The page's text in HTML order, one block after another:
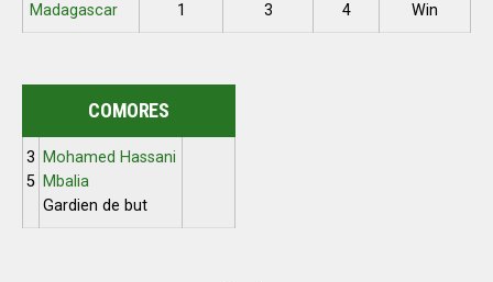
Madagascar 1 3 4 Win
COMORES
3
5
Mohamed Hassani
Mbalia
Gardien de but